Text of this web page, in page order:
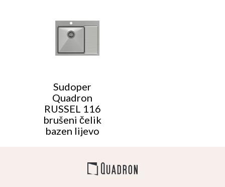
Sudoper
Quadron
RUSSEL 116
brušeni čelik
bazen lijevo